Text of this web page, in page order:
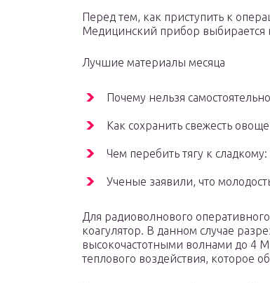
Перед тем, как приступить к
Медицинский прибор выбирается
Лучшие материалы месяца
Почему нельзя
Как сохранить свежесть
Чем перебить тягу к
Ученые заявили, что
Для радиоволнового
коагулятор. В данном случае
высокочастотными волнами до 4
теплового воздействия, которое